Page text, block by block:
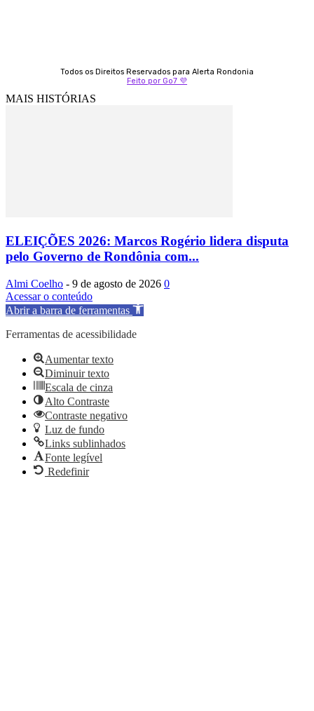
Todos os Direitos Reservados para Alerta Rondonia
Feito por Go7 💜
MAIS HISTÓRIAS
ELEIÇÕES 2026: Marcos Rogério lidera disputa
pelo Governo de Rondônia com...
Almi Coelho - 9 de agosto de 2026 0
Acessar o conteúdo
Abrir a barra de ferramentas
Ferramentas de acessibilidade
Aumentar texto
Diminuir texto
Escala de cinza
Alto Contraste
Contraste negativo
Luz de fundo
Links sublinhados
Fonte legível
Redefinir